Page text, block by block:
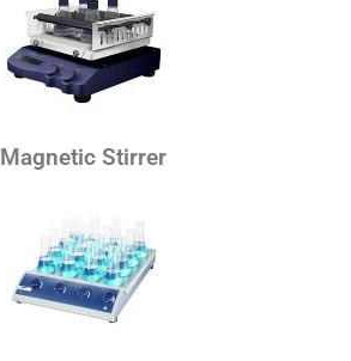
Magnetic Stirrer